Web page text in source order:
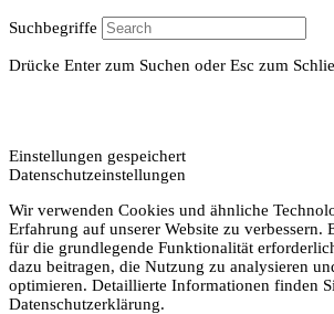
Suchbegriffe
Drücke Enter zum Suchen oder Esc zum
Einstellungen gespeichert
Datenschutzeinstellungen
Wir verwenden Cookies und ähnliche
Erfahrung auf unserer Website zu verbessern.
für die grundlegende Funktionalität
dazu beitragen, die Nutzung zu analysieren
optimieren. Detaillierte Informationen finden
Datenschutzerklärung.